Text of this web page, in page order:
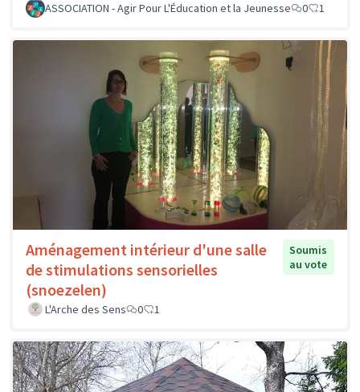
ASSOCIATION - Agir Pour L'Éducation et la Jeunesse
0 1
Aménagement intérieur d'une salle
de stimulations sensorielles
(snoezelen)
Soumis
au vote
L'Arche des Sens 0 1